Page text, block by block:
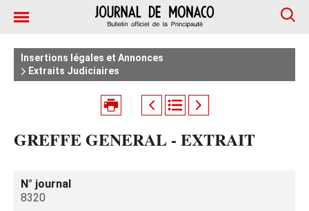
Insertions légales et Annonces
Extraits Judiciaires
GREFFE GENERAL - EXTRAIT
N° journal
8320